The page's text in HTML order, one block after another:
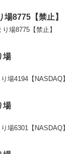
場8775【禁止】
場8775【禁止】
場
場4194【NASDAQ】
場
場6301【NASDAQ】